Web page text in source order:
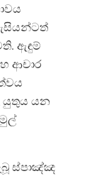
ඇඳුම්
ආචාර
යුතුය යන
ස්පාඤ්ඤ